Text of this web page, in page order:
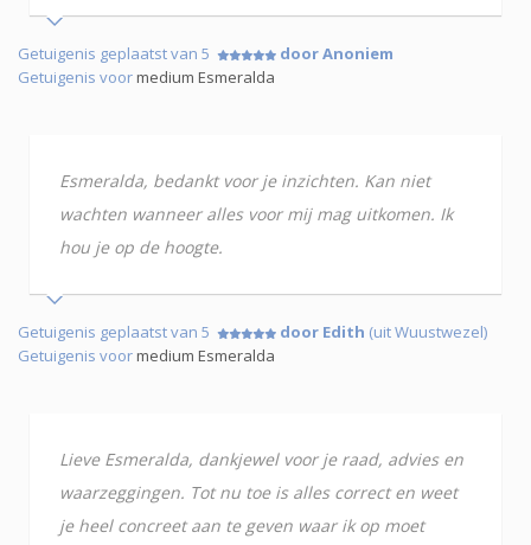
Getuigenis geplaatst van 5
door Anoniem
Getuigenis voormedium Esmeralda
Esmeralda, bedankt voor je inzichten. Kan niet
wachten wanneer alles voor mij mag uitkomen. Ik
hou je op de hoogte.
Getuigenis geplaatst van 5 door Edith (uit Wuustwezel)
Getuigenis voormedium Esmeralda
Lieve Esmeralda, dankjewel voor je raad, advies en
waarzeggingen. Tot nu toe is alles correct en weet
je heel concreet aan te geven waar ik op moet